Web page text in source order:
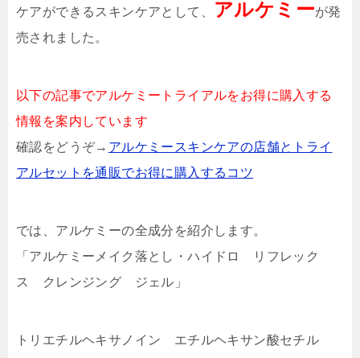
ケアができるスキンケアとして、 アルケミーが発
売されました。
以下の記事でアルケミートライアルをお得に購入する
情報を案内しています
確認をどうぞ→ アルケミースキンケアの店舗とトライ
アルセットを通販でお得に購入するコツ
では、アルケミーの全成分を紹介します。
「アルケミーメイク落とし・ハイドロ リフレック
ス クレンジング ジェル」
トリエチルヘキサノイン エチルヘキサン酸セチル